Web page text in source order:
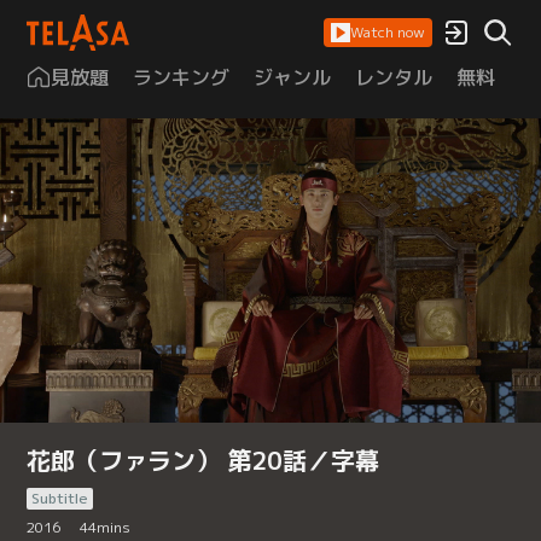
Watch now
見放題 ランキング ジャンル レンタル 無料
花郎（ファラン） 第20話／字幕
Subtitle
2016
44mins